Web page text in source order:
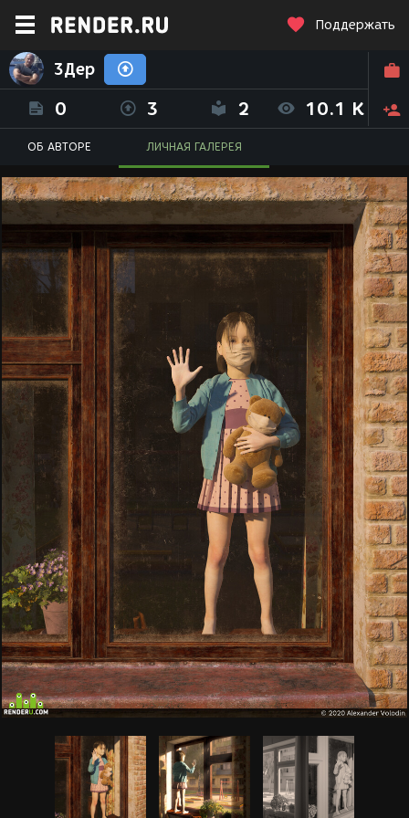
Поддержать
3Дер
0 3 2 10.1 K
ОБ АВТОРЕ ЛИЧНАЯ ГАЛЕРЕЯ